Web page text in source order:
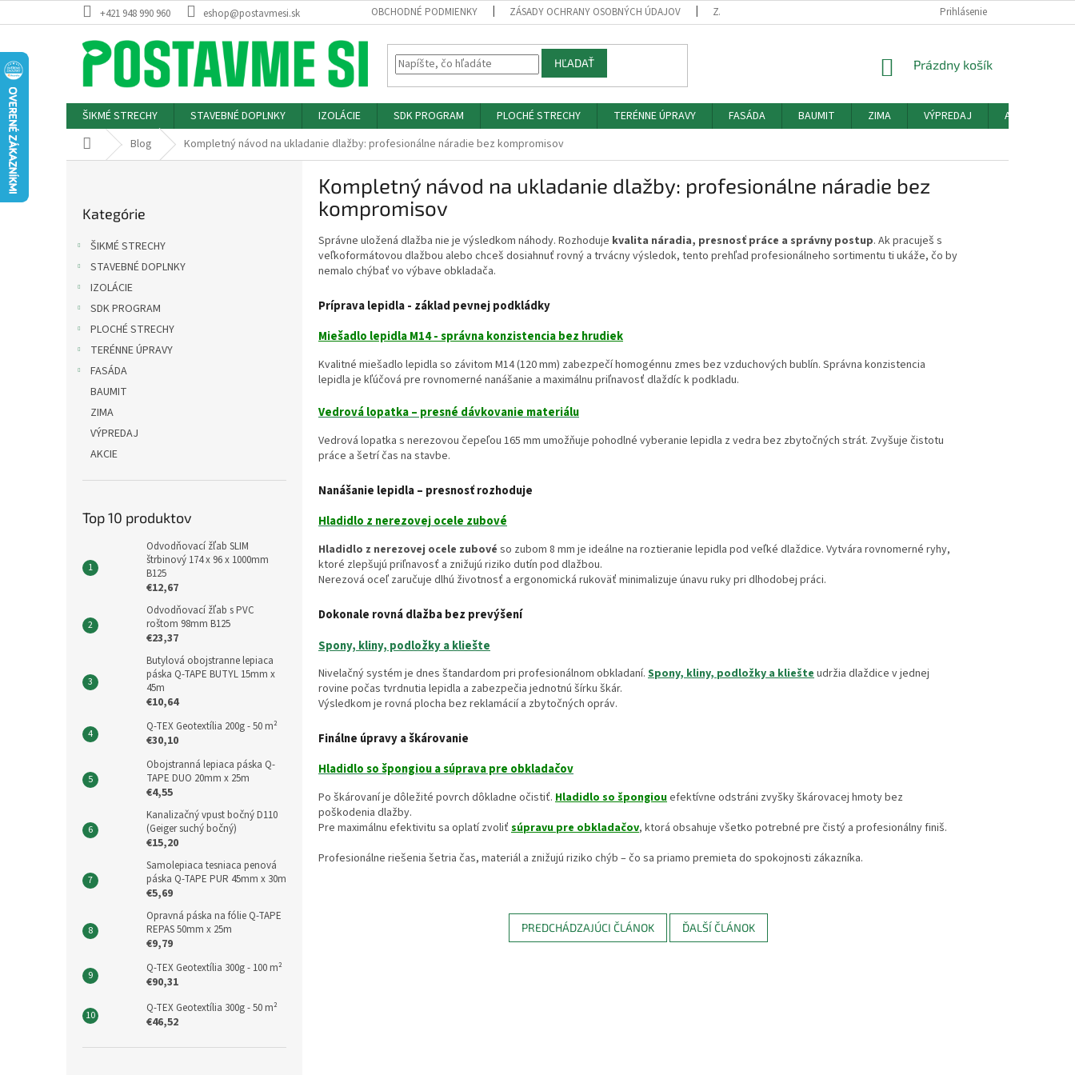
na
+421 948 990 960 eshop@postavmesi.sk OBCHODNÉ PODMIENKY ZÁSADY OCHRANY OSOBNÝCH ÚDAJOV ZÁSADY POUŽÍVANIA SÚBOROV COOKIES HODNOTENIE OBCHODU
Prihlásenie
HĽADAŤ
NÁKUPNÝ
Prázdny košík
ŠIKMÉ STRECHY STAVEBNÉ DOPLNKY IZOLÁCIE SDK PROGRAM PLOCHÉ STRECHY TERÉNNE ÚPRAVY FASÁDA BAUMIT ZIMA VÝPREDAJ AKCIE
DomovBlog Kompletný návod na ukladanie dlažby: profesionálne náradie bez kompromisov
kategórie
Kategórie
ŠIKMÉ STRECHY
STAVEBNÉ DOPLNKY
IZOLÁCIE
SDK PROGRAM
PLOCHÉ STRECHY
TERÉNNE ÚPRAVY
FASÁDA
BAUMIT
ZIMA
VÝPREDAJ
AKCIE
Top 10 produktov
Odvodňovací žľab SLIM
štrbinový 174 x 96 x 1000mm
B125
€12,67
Odvodňovací žľab s PVC
roštom 98mm B125
€23,37
Butylová obojstranne lepiaca
páska Q-TAPE BUTYL 15mm x
45m
€10,64
Q-TEX Geotextília 200g - 50 m²
€30,10
Obojstranná lepiaca páska Q-
TAPE DUO 20mm x 25m
€4,55
Kanalizačný vpust bočný D110
(Geiger suchý bočný)
€15,20
Samolepiaca tesniaca penová
páska Q-TAPE PUR 45mm x 30m
€5,69
Opravná páska na fólie Q-TAPE
REPAS 50mm x 25m
€9,79
Q-TEX Geotextília 300g - 100 m²
€90,31
Q-TEX Geotextília 300g - 50 m²
€46,52
Kompletný návod na ukladanie dlažby: profesionálne náradie bez
kompromisov
Správne uložená dlažba nie je výsledkom náhody. Rozhoduje kvalita náradia, presnosť práce a správny postup. Ak pracuješ s
veľkoformátovou dlažbou alebo chceš dosiahnuť rovný a trvácny výsledok, tento prehľad profesionálneho sortimentu ti ukáže, čo by
nemalo chýbať vo výbave obkladača.
Príprava lepidla - základ pevnej podkládky
Miešadlo lepidla M14 - správna konzistencia bez hrudiek
Kvalitné miešadlo lepidla so závitom M14 (120 mm) zabezpečí homogénnu zmes bez vzduchových bublín. Správna konzistencia
lepidla je kľúčová pre rovnomerné nanášanie a maximálnu priľnavosť dlaždíc k podkladu.
Vedrová lopatka – presné dávkovanie materiálu
Vedrová lopatka s nerezovou čepeľou 165 mm umožňuje pohodlné vyberanie lepidla z vedra bez zbytočných strát. Zvyšuje čistotu
práce a šetrí čas na stavbe.
Nanášanie lepidla – presnosť rozhoduje
Hladidlo z nerezovej ocele zubové
Hladidlo z nerezovej ocele zubové so zubom 8 mm je ideálne na roztieranie lepidla pod veľké dlaždice. Vytvára rovnomerné ryhy,
ktoré zlepšujú priľnavosť a znižujú riziko dutín pod dlažbou.
Nerezová oceľ zaručuje dlhú životnosť a ergonomická rukoväť minimalizuje únavu ruky pri dlhodobej práci.
Dokonale rovná dlažba bez prevýšení
Spony, kliny, podložky a kliešte
Nivelačný systém je dnes štandardom pri profesionálnom obkladaní. Spony, kliny, podložky a kliešteudržia dlaždice v jednej
rovine počas tvrdnutia lepidla a zabezpečia jednotnú šírku škár.
Výsledkom je rovná plocha bez reklamácií a zbytočných opráv.
Finálne úpravy a škárovanie
Hladidlo so špongiou a súprava pre obkladačov
Po škárovaní je dôležité povrch dôkladne očistiť. Hladidlo so špongiouefektívne odstráni zvyšky škárovacej hmoty bez
poškodenia dlažby.
Pre maximálnu efektivitu sa oplatí zvoliť súpravu pre obkladačov, ktorá obsahuje všetko potrebné pre čistý a profesionálny finiš.
Profesionálne riešenia šetria čas, materiál a znižujú riziko chýb – čo sa priamo premieta do spokojnosti zákazníka.
PREDCHÁDZAJÚCI ČLÁNOK ĎALŠÍ ČLÁNOK